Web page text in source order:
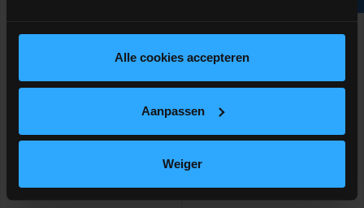
Alle cookies accepteren
Aanpassen
Weiger
dia.125 1 mof
PVC roodbruin bocht 45°
dia.110 2 mof